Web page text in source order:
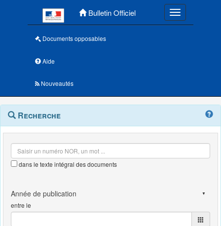
Bulletin Officiel Toggle
Documents opposables
Aide
Nouveautés
Navigation
outils
Menu
contextuel
Recherche
dans le texte intégral des documents
entre le